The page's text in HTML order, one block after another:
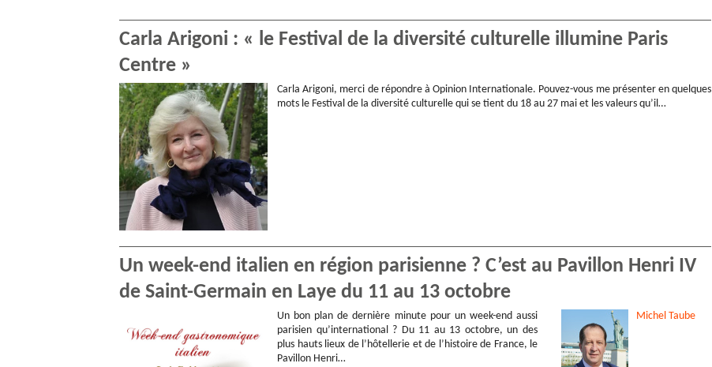
Carla Arigoni : « le Festival de la diversité culturelle illumine Paris
Centre »
Carla Arigoni, merci de répondre à Opinion Internationale. Pouvez-vous me présenter en quelques
mots le Festival de la diversité culturelle qui se tient du 18 au 27 mai et les valeurs qu’il…
Un week-end italien en région parisienne ? C’est au Pavillon Henri IV
de Saint-Germain en Laye du 11 au 13 octobre
Un bon plan de dernière minute pour un week-end aussi
parisien qu’international ? Du 11 au 13 octobre, un des
plus hauts lieux de l’hôtellerie et de l’histoire de France, le
Pavillon Henri…
Michel Taube